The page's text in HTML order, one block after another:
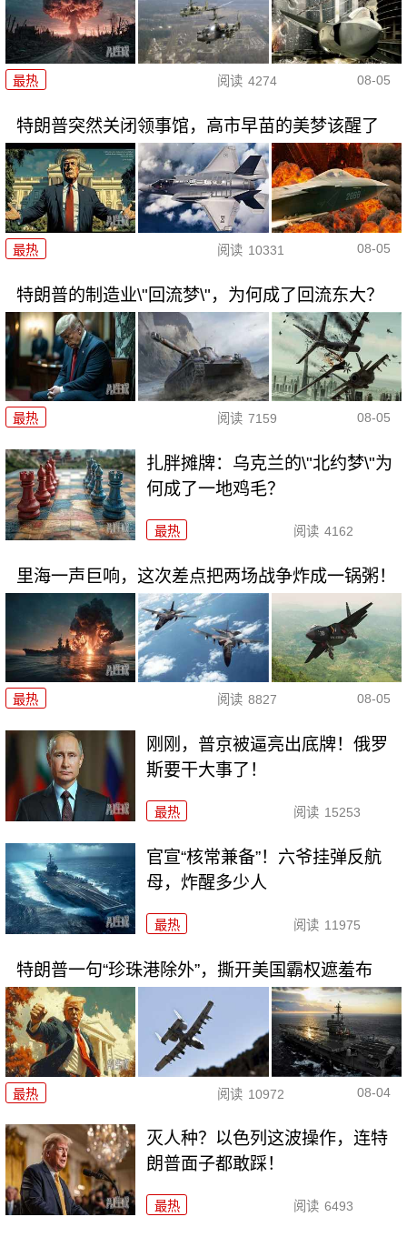
最热 阅读 4274 08-05
特朗普突然关闭领事馆，高市早苗的美梦该醒了
最热 阅读 10331 08-05
特朗普的制造业\"回流梦\"，为何成了回流东大？
最热 阅读 7159 08-05
扎胖摊牌：乌克兰的\"北约梦\"为
何成了一地鸡毛？
最热 阅读 4162
里海一声巨响，这次差点把两场战争炸成一锅粥！
最热 阅读 8827 08-05
刚刚，普京被逼亮出底牌！俄罗
斯要干大事了！
最热 阅读 15253
官宣“核常兼备”！六爷挂弹反航
母，炸醒多少人
最热 阅读 11975
特朗普一句“珍珠港除外”，撕开美国霸权遮羞布
最热 阅读 10972 08-04
灭人种？以色列这波操作，连特
朗普面子都敢踩！
最热 阅读 6493